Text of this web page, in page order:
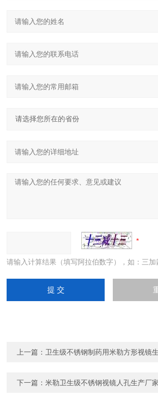
请输入计算结果（填写阿拉伯数字），如：三加
上一篇： 卫生级不锈钢制药用米勒方形视镜
下一篇：米勒卫生级不锈钢视镜人孔生产厂家